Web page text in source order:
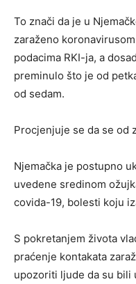
To znači da je u
zaraženo
podacima RKI-ja, a
preminulo što je od
od sedam.
Procjenjuje se da se od
Njemačka je postupno
uvedene sredinom
covida-19, bolesti koju
S pokretanjem života
praćenje kontakata
upozoriti ljude da su bili